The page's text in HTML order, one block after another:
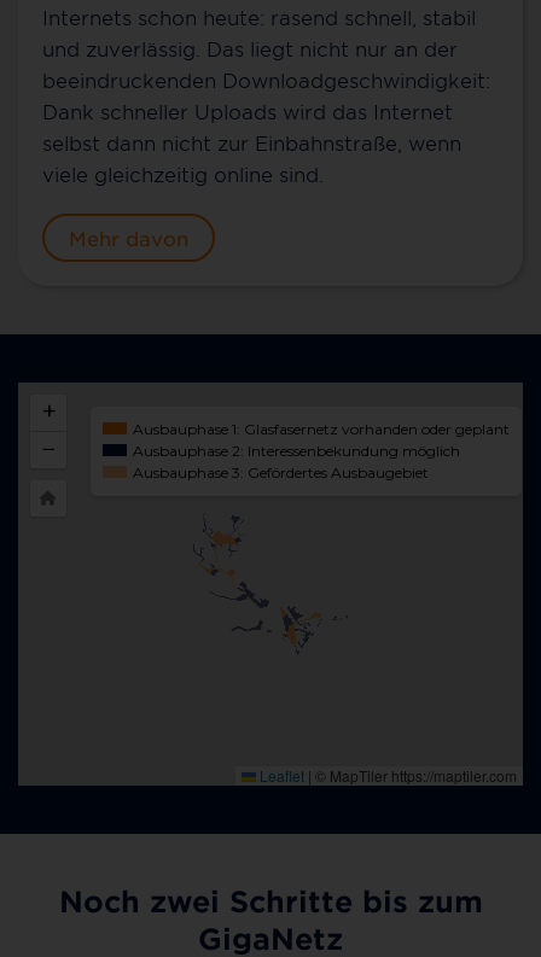
Internets schon heute: rasend schnell, stabil
und zuverlässig. Das liegt nicht nur an der
beeindruckenden Downloadgeschwindigkeit:
Dank schneller Uploads wird das Internet
selbst dann nicht zur Einbahnstraße, wenn
viele gleichzeitig online sind.
Mehr davon
Noch zwei Schritte bis zum
GigaNetz